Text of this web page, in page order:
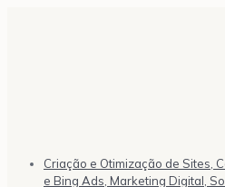
Criação e Otimização de Sites,
e Bing Ads, Marketing Digital,